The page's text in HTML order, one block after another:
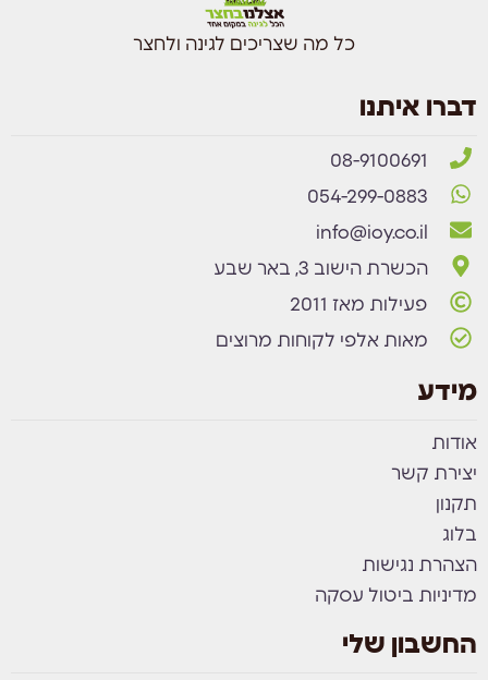
כל מה שצריכים לגינה ולחצר
דברו איתנו
08-9100691
054-299-0883
info@ioy.co.il
הכשרת הישוב 3, באר שבע
פעילות מאז 2011
מאות אלפי לקוחות מרוצים
מידע
אודות
יצירת קשר
תקנון
בלוג
הצהרת נגישות
מדיניות ביטול עסקה
החשבון שלי